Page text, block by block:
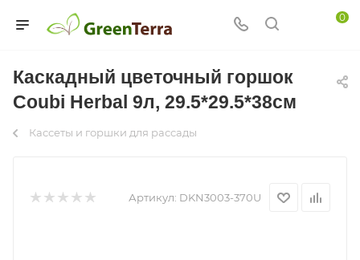
0
Каскадный цветочный горшок
Coubi Herbal 9л, 29.5*29.5*38см
Кассеты и горшки для рассады
Артикул: DKN3003-370U